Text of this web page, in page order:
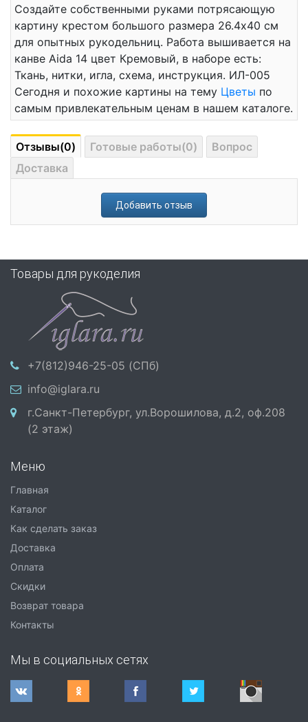
Создайте собственными руками потрясающую
картину крестом большого размера 26.4x40 см
для опытных рукодельниц. Работа вышивается на
канве Aida 14 цвет Кремовый, в наборе есть:
Ткань, нитки, игла, схема, инструкция. ИЛ-005
Сегодня и похожие картины на тему Цветы по
самым привлекательным ценам в нашем каталоге.
Отзывы(0) Готовые работы(0)
Вопрос
Доставка
Добавить отзыв
Товары для рукоделия
+7(812)946-25-05 (СПб)
info@iglara.ru
г.Санкт-Петербург, ул.Ворошилова, д.2, оф.208
(2 этаж)
Меню
Главная
Каталог
Как сделать заказ
Доставка
Оплата
Скидки
Возврат товара
Контакты
Мы в социальных сетях